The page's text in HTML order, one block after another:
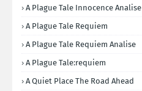
A Plague Tale Innocence Analise
A Plague Tale Requiem
A Plague Tale Requiem Analise
A Plague Tale:requiem
A Quiet Place The Road Ahead